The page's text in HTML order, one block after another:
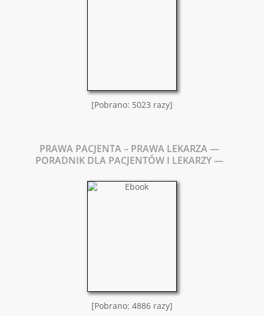
[Pobrano: 5023 razy]
PRAWA PACJENTA – PRAWA LEKARZA —
PORADNIK DLA PACJENTÓW I LEKARZY —
[Pobrano: 4886 razy]